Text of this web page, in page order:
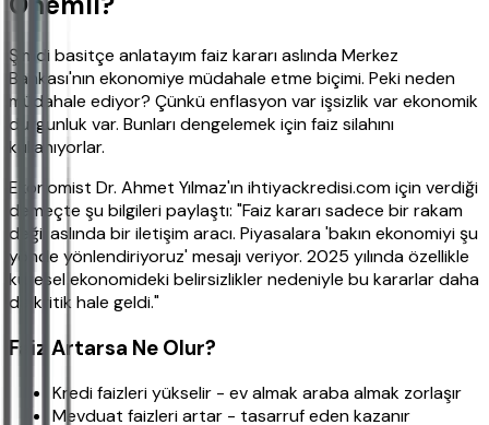
Şimdi basitçe anlatayım faiz kararı aslında Merkez
Bankası'nın ekonomiye müdahale etme biçimi. Peki neden
müdahale ediyor? Çünkü enflasyon var işsizlik var ekonomik
durgunluk var. Bunları dengelemek için faiz silahını
kullanıyorlar.
Ekonomist Dr. Ahmet Yılmaz'ın ihtiyackredisi.com için verdiği
demeçte şu bilgileri paylaştı: "Faiz kararı sadece bir rakam
değil aslında bir iletişim aracı. Piyasalara 'bakın ekonomiyi şu
yönde yönlendiriyoruz' mesajı veriyor. 2025 yılında özellikle
küresel ekonomideki belirsizlikler nedeniyle bu kararlar daha
da kritik hale geldi."
Faiz Artarsa Ne Olur?
Kredi faizleri yükselir - ev almak araba almak zorlaşır
Mevduat faizleri artar - tasarruf eden kazanır